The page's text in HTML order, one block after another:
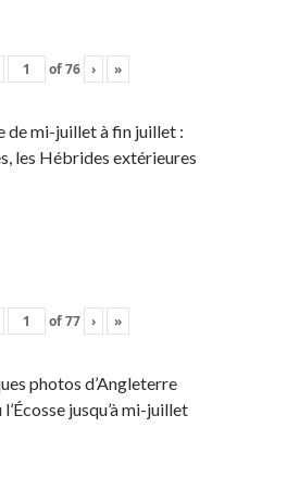
of76 › »
de mi-juillet à fin juillet :
les Hébrides extérieures
of77 › »
photos d’Angleterre
jusqu’à mi-juillet